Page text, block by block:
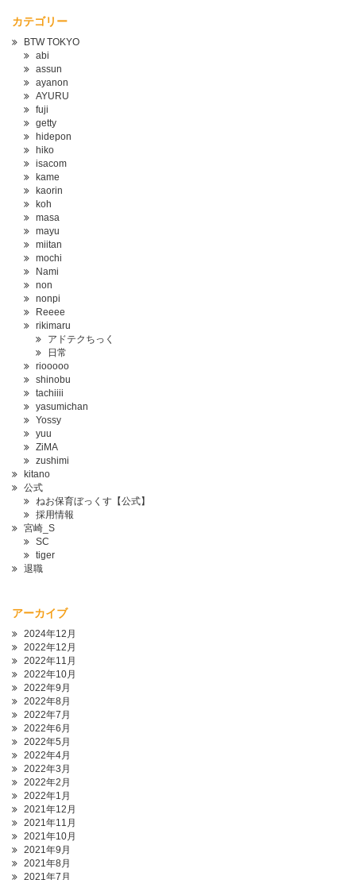
カテゴリー
BTW TOKYO
abi
assun
ayanon
AYURU
fuji
getty
hidepon
hiko
isacom
kame
kaorin
koh
masa
mayu
miitan
mochi
Nami
non
nonpi
Reeee
rikimaru
アドテクちっく
日常
riooooo
shinobu
tachiiii
yasumichan
Yossy
yuu
ZiMA
zushimi
kitano
公式
ねお保育ぼっくす【公式】
採用情報
宮崎_S
SC
tiger
退職
アーカイブ
2024年12月
2022年12月
2022年11月
2022年10月
2022年9月
2022年8月
2022年7月
2022年6月
2022年5月
2022年4月
2022年3月
2022年2月
2022年1月
2021年12月
2021年11月
2021年10月
2021年9月
2021年8月
2021年7月